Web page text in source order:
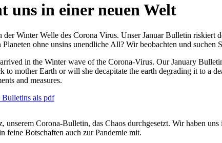
uns in einer neuen Welt
Winter Welle des Corona Virus. Unser Januar Bulletin
ohne unsins unendliche All? Wir beobachten und
in the Winter wave of the Corona-Virus. Our January
mother Earth or will she decapitate the earth degrading it to a
and measures.
Bulletins als pdf
unserem Corona-Bulletin, das Chaos durchgesetzt. Wir haben
feine Botschaften auch zur Pandemie mit.